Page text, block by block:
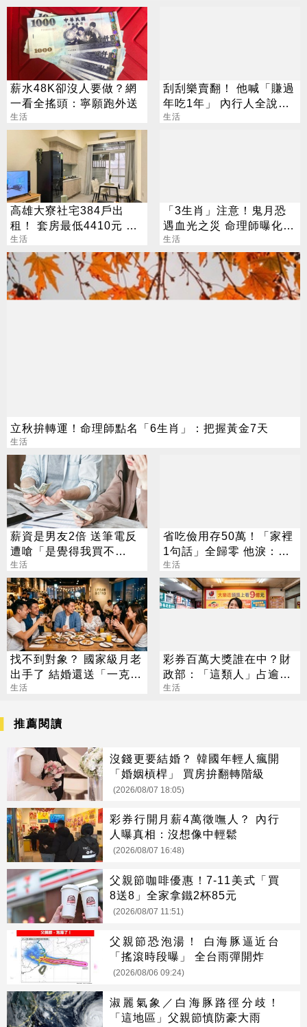
薪水48K卻沒人要做？網
一看全搖頭：寧願跑外送
生活
刮刮樂賣翻！ 他喊「賺過
年吃1年」 內行人全說
了：生存不易
生活
高雄大寮社宅384戶出
租！ 套房最低4410元 這
日起開放申請
生活
「3生肖」注意！鬼月恐
遇血光之災 命理師曝化解
法
生活
立秋拚轉運！命理師點名「6生肖」：把握黃金7天
生活
薪資是男友2倍 送筆電反
遭嗆「是覺得我買不
起」？ 網齊勸快逃
生活
省吃儉用存50萬！「家裡
1句話」全歸零 他淚：窮
人小孩活著好難
生活
找不到對象？ 國家級月老
出手了 結婚還送「一克拉
鑽戒」
生活
彩券百萬大獎誰在中？財
政部：「這類人」占逾6
成
生活
推薦閱讀
沒錢更要結婚？ 韓國年輕人瘋開
「婚姻槓桿」 買房拚翻轉階級
(2026/08/07 18:05)
彩券行開月薪4萬徵嘸人？ 內行
人曝真相：沒想像中輕鬆
(2026/08/07 16:48)
父親節咖啡優惠！7-11美式「買
8送8」全家拿鐵2杯85元
(2026/08/07 11:51)
父親節恐泡湯！ 白海豚逼近台
「搖滾時段曝」 全台雨彈開炸
(2026/08/06 09:24)
淑麗氣象／白海豚路徑分歧！
「這地區」父親節慎防豪大雨